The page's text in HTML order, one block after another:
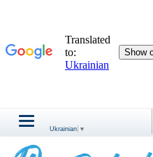
Ukrainian ▼